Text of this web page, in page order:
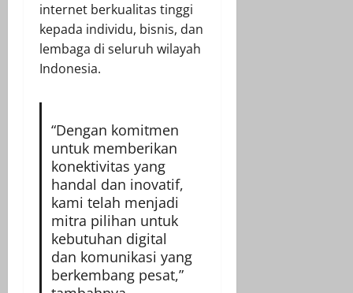
internet berkualitas tinggi
kepada individu, bisnis, dan
lembaga di seluruh wilayah
Indonesia.
“Dengan komitmen
untuk memberikan
konektivitas yang
handal dan inovatif,
kami telah menjadi
mitra pilihan untuk
kebutuhan digital
dan komunikasi yang
berkembang pesat,”